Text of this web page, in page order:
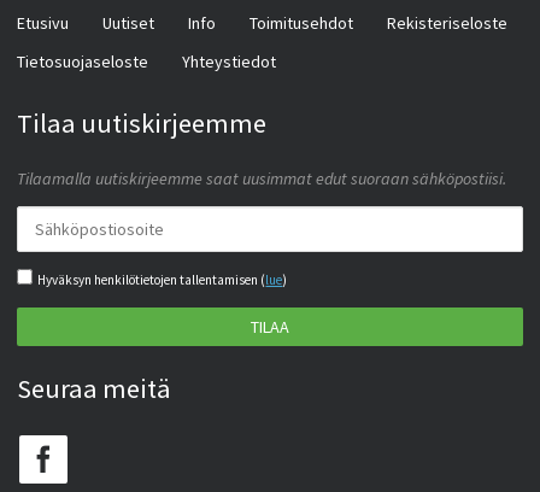
Etusivu Uutiset Info Toimitusehdot
Rekisteriseloste
Tietosuojaseloste
Yhteystiedot
Tilaa uutiskirjeemme
Tilaamalla uutiskirjeemme saat uusimmat edut suoraan sähköpostiisi.
Hyväksyn henkilötietojen tallentamisen (lue)
TILAA
Seuraa meitä